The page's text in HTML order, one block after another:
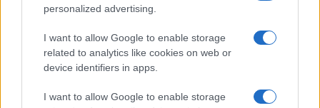
personalized advertising.
I want to allow Google to enable storage
related to analytics like cookies on web or
device identifiers in apps.
I want to allow Google to enable storage